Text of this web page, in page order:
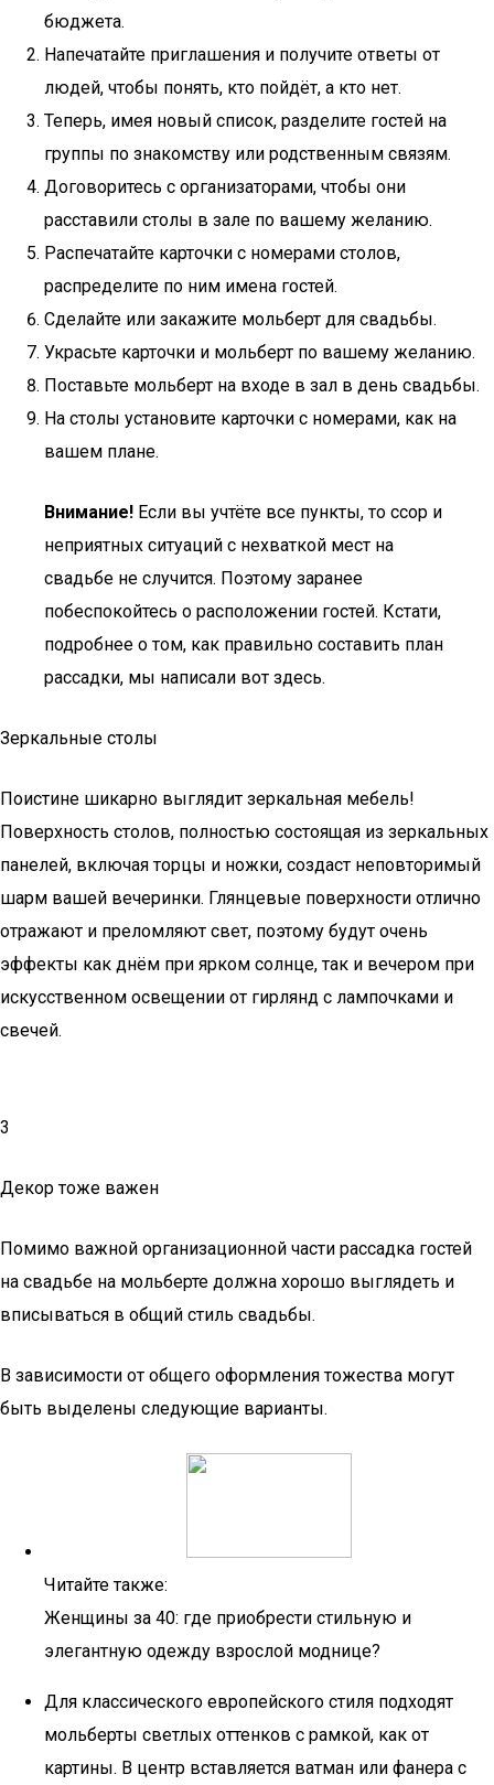
бюджета.
Напечатайте приглашения и получите ответы от
людей, чтобы понять, кто пойдёт, а кто нет.
Теперь, имея новый список, разделите гостей на
группы по знакомству или родственным связям.
Договоритесь с организаторами, чтобы они
расставили столы в зале по вашему желанию.
Распечатайте карточки с номерами столов,
распределите по ним имена гостей.
Сделайте или закажите мольберт для свадьбы.
Украсьте карточки и мольберт по вашему желанию.
Поставьте мольберт на входе в зал в день свадьбы.
На столы установите карточки с номерами, как на
вашем плане.
Внимание! Если вы учтёте все пункты, то ссор и
неприятных ситуаций с нехваткой мест на
свадьбе не случится. Поэтому заранее
побеспокойтесь о расположении гостей. Кстати,
подробнее о том, как правильно составить план
рассадки, мы написали вот здесь.
Зеркальные столы
Поистине шикарно выглядит зеркальная мебель!
Поверхность столов, полностью состоящая из зеркальных
панелей, включая торцы и ножки, создаст неповторимый
шарм вашей вечеринки. Глянцевые поверхности отлично
отражают и преломляют свет, поэтому будут очень
эффекты как днём при ярком солнце, так и вечером при
искусственном освещении от гирлянд с лампочками и
свечей.
3
Декор тоже важен
Помимо важной организационной части рассадка гостей
на свадьбе на мольберте должна хорошо выглядеть и
вписываться в общий стиль свадьбы.
В зависимости от общего оформления тожества могут
быть выделены следующие варианты.
Читайте также:
Женщины за 40: где приобрести стильную и
элегантную одежду взрослой моднице?
Для классического европейского стиля подходят
мольберты светлых оттенков с рамкой, как от
картины. В центр вставляется ватман или фанера с